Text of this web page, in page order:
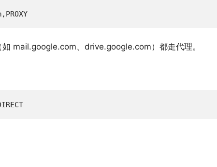
mail.google.com、drive.google.com）都走代理。